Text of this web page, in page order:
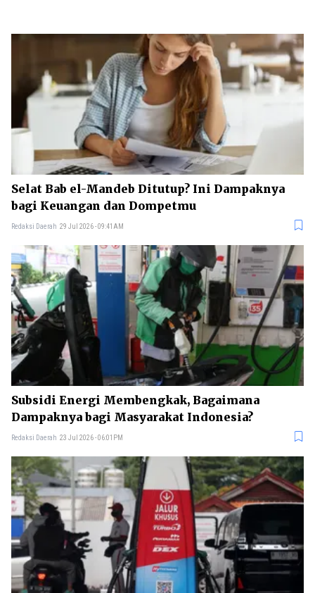
Selat Bab el-Mandeb Ditutup? Ini Dampaknya
bagi Keuangan dan Dompetmu
Redaksi Daerah 29 Jul 2026 - 09:41AM
Subsidi Energi Membengkak, Bagaimana
Dampaknya bagi Masyarakat Indonesia?
Redaksi Daerah 23 Jul 2026 - 06:01PM